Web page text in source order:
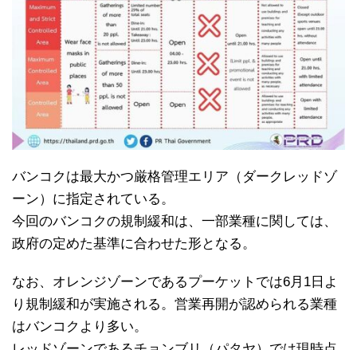
バンコクは最大かつ厳格管理エリア（ダークレッドゾ
ーン）に指定されている。
今回のバンコクの規制緩和は、一部業種に関しては、
政府の定めた基準に合わせた形となる。
なお、オレンジゾーンであるプーケットでは6月1日よ
り規制緩和が実施される。営業再開が認められる業種
はバンコクより多い。